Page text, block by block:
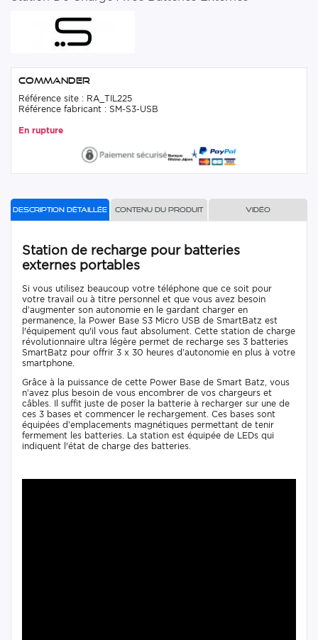
Commander
Référence site : RA_TIL225
Référence fabricant : SM-S3-USB
En rupture
Description détaillée Contenu du produit Vidéo
Station de recharge pour batteries
externes portables
Si vous utilisez beaucoup votre téléphone que ce soit pour
votre travail ou à titre personnel et que vous avez besoin
d’augmenter son autonomie en le gardant charger en
permanence, la Power Base S3 Micro USB de SmartBatz est
l'équipement qu'il vous faut absolument. Cette station de charge
révolutionnaire ultra légère permet de recharge ses 3 batteries
SmartBatz pour offrir 3 x 30 heures d’autonomie en plus à votre
smartphone.
Grâce à la puissance de cette Power Base de Smart Batz, vous
n’avez plus besoin de vous encombrer de vos chargeurs et
câbles. Il suffit juste de poser la batterie à recharger sur une de
ces 3 bases et commencer le rechargement. Ces bases sont
équipées d’emplacements magnétiques permettant de tenir
fermement les batteries. La station est équipée de LEDs qui
indiquent l'état de charge des batteries.